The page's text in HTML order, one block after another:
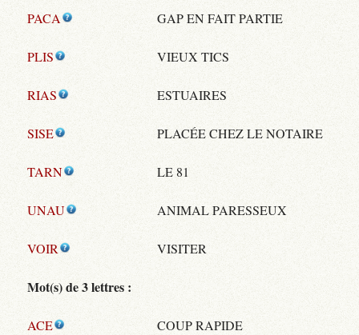
PACA GAP EN FAIT PARTIE
PLIS VIEUX TICS
RIAS ESTUAIRES
SISE PLACÉE CHEZ LE NOTAIRE
TARN LE 81
UNAU ANIMAL PARESSEUX
VOIR VISITER
Mot(s) de 3 lettres :
ACE COUP RAPIDE